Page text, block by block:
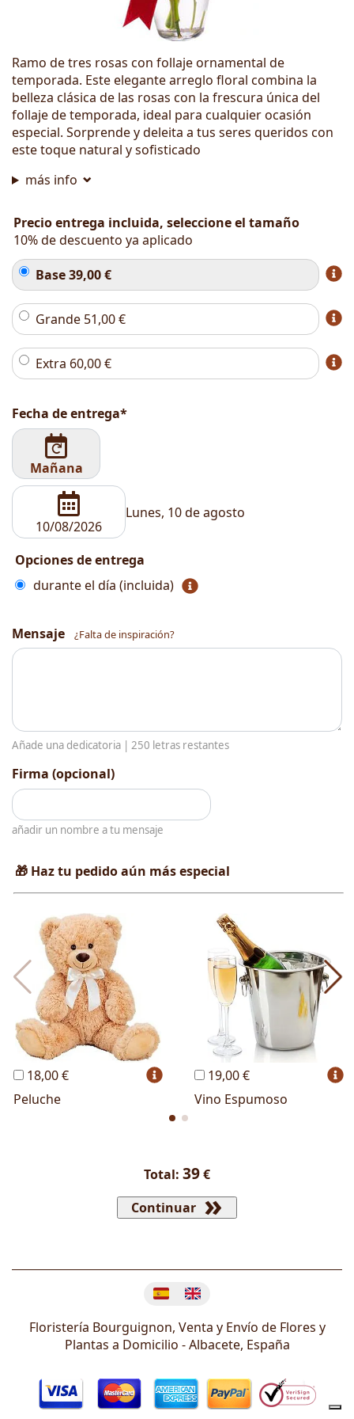
Ramo de tres rosas con follaje ornamental de
temporada. Este elegante arreglo floral combina la
belleza clásica de las rosas con la frescura única del
follaje de temporada, ideal para cualquier ocasión
especial. Sorprende y deleita a tus seres queridos con
este toque natural y sofisticado
más info
Precio entrega incluida, seleccione el tamaño
10% de descuento ya aplicado
Base39,00€
Grande 51,00€
Extra 60,00€
Fecha de entrega*
Mañana
Lunes, 10 de agosto
Opciones de entrega
durante el día (incluida)
Mensaje ¿Falta de inspiración?
Añade una dedicatoria | 250 letras restantes
Firma (opcional)
añadir un nombre a tu mensaje
🎁 Haz tu pedido aún más especial
18,00 €
Peluche
19,00 €
Vino Espumoso
Total: 39€
Continuar
Floristería Bourguignon, Venta y Envío de Flores y
Plantas a Domicilio -Albacete, España